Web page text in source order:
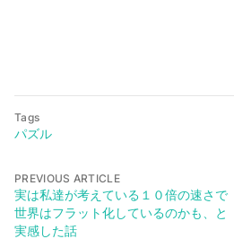
Tags
パズル
PREVIOUS ARTICLE
実は私達が考えている１０倍の速さで
世界はフラット化しているのかも、と
実感した話